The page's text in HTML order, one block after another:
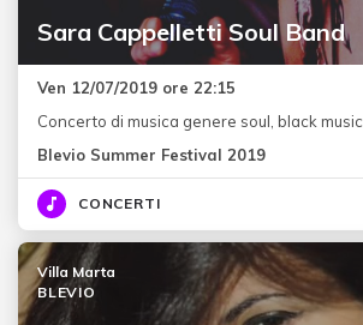
Sara Cappelletti Soul Band
Ven 12/07/2019 ore 22:15
Concerto di musica genere soul, black music
Blevio Summer Festival 2019
CONCERTI
Villa Marta
BLEVIO